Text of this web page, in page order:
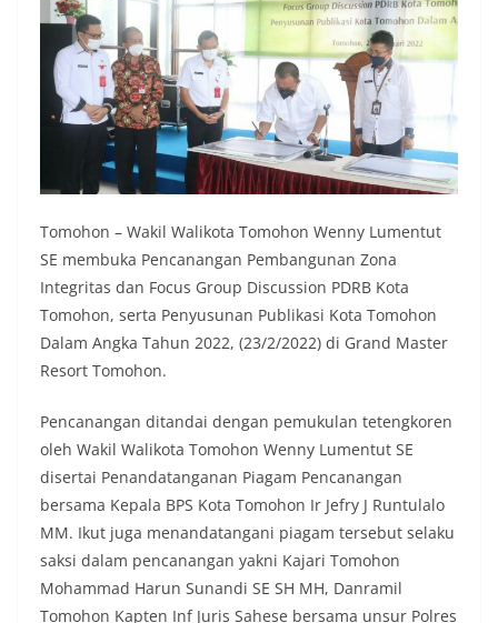
Tomohon – Wakil Walikota Tomohon Wenny Lumentut
SE membuka Pencanangan Pembangunan Zona
Integritas dan Focus Group Discussion PDRB Kota
Tomohon, serta Penyusunan Publikasi Kota Tomohon
Dalam Angka Tahun 2022, (23/2/2022) di Grand Master
Resort Tomohon.
Pencanangan ditandai dengan pemukulan tetengkoren
oleh Wakil Walikota Tomohon Wenny Lumentut SE
disertai Penandatanganan Piagam Pencanangan
bersama Kepala BPS Kota Tomohon Ir Jefry J Runtulalo
MM. Ikut juga menandatangani piagam tersebut selaku
saksi dalam pencanangan yakni Kajari Tomohon
Mohammad Harun Sunandi SE SH MH, Danramil
Tomohon Kapten Inf Juris Sahese bersama unsur Polres